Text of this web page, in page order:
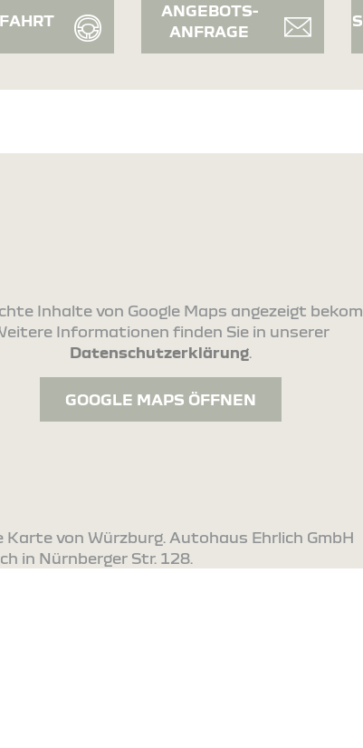
ANGEBOTS-
ANFRAGE
Inhalte von Google Maps angezeigt
Informationen finden Sie in unserer
Datenschutzerklärung
GOOGLE MAPS ÖFFNEN
von Würzburg. Autohaus Ehrlich GmbH
in Nürnberger Str. 128.